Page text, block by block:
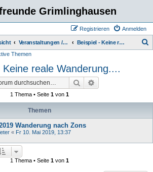
Grimlinghausen
Anmelden
Registrieren
Veranstaltungen / Wanderungen Beispiel - Keine reale Wanderung....
Themen
Keine reale Wanderung....
Suche
1 Thema • Seite 1 von 1
Themen
Wanderung nach Zons
« Fr 10. Mai 2019, 13:37
1 Thema • Seite 1 von 1